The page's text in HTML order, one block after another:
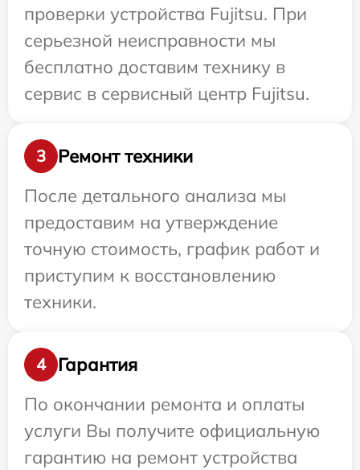
проверки устройства Fujitsu. При
серьезной неисправности мы
бесплатно доставим технику в
сервис в сервисный центр Fujitsu.
3
Ремонт техники
После детального анализа мы
предоставим на утверждение
точную стоимость, график работ и
приступим к восстановлению
техники.
4
Гарантия
По окончании ремонта и оплаты
услуги Вы получите официальную
гарантию на ремонт устройства